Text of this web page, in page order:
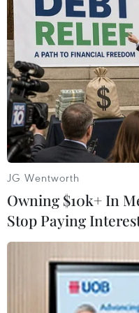
Mỹ: Việt Nam
Hội chợ Magic
thứ 16 tại Las
Hơn 20 gian hàng
trung tại 2 khu vực
Hội chợ được thiết
đồng bộ, hiện đại
quốc kỳ Việt Nam với
mặt hàng phong
dạng.
trường là ngày càng
đại siêu thị ở các
khu phức hợp mua
JG Wentworth
Owning $10k+ In
Stop Paying